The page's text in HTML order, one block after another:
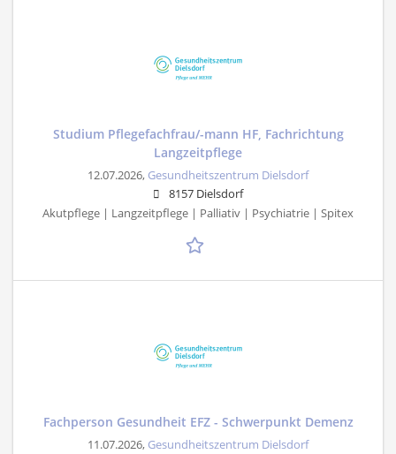
Studium Pflegefachfrau/-mann HF, Fachrichtung
Langzeitpflege
12.07.2026, Gesundheitszentrum Dielsdorf
8157 Dielsdorf
Akutpflege | Langzeitpflege | Palliativ | Psychiatrie | Spitex
Fachperson Gesundheit EFZ - Schwerpunkt Demenz
11.07.2026, Gesundheitszentrum Dielsdorf